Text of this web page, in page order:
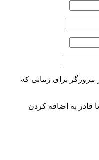
مرورگر برای زمانی که
قادر به اضافه کردن